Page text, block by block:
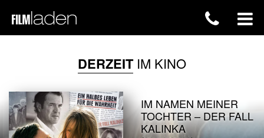
DERZEITIM KINO
IM NAMEN MEINER
TOCHTER – DER FALL
KALINKA